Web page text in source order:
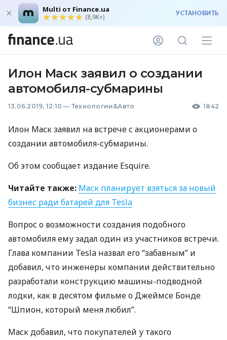
Multi от Finance.ua
(8,9K+) УСТАНОВИТЬ
Илон Маск заявил о создании
автомобиля-субмарины
13.06.2019, 12:10 — Технологии&Авто 1842
Илон Маск заявил на встрече с акционерами о
создании автомобиля-субмарины.
Об этом сообщает издание Esquire.
Читайте также: Маск планирует взяться за новый
бизнес ради батарей для Tesla
Вопрос о возможности создания подобного
автомобиля ему задал один из участников встречи.
Глава компании Tesla назвал его “забавным” и
добавил, что инженеры компании действительно
разработали конструкцию машины-подводной
лодки, как в десятом фильме о Джеймсе Бонде
“Шпион, который меня любил”.
Маск добавил, что покупателей у такого